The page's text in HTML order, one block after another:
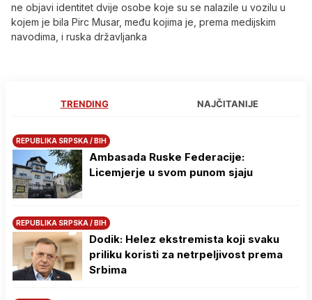
ne objavi identitet dvije osobe koje su se nalazile u vozilu u
kojem je bila Pirc Musar, među kojima je, prema medijskim
navodima, i ruska državljanka
TRENDING NAJČITANIJE
REPUBLIKA SRPSKA / BIH
Ambasada Ruske Federacije:
Licemjerje u svom punom sjaju
REPUBLIKA SRPSKA / BIH
Dodik: Helez ekstremista koji svaku
priliku koristi za netrpeljivost prema
Srbima